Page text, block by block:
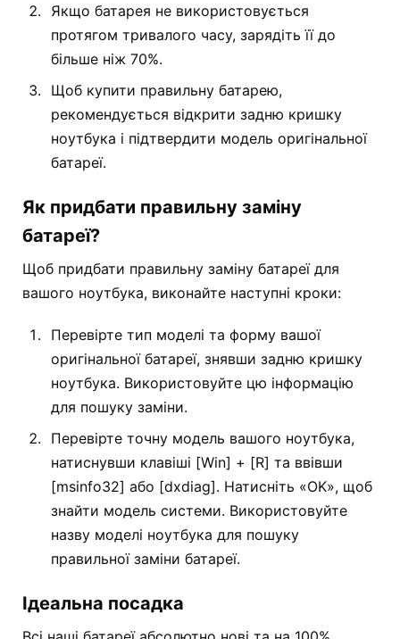
Якщо батарея не використовується
протягом тривалого часу, зарядіть її до
більше ніж 70%.
Щоб купити правильну батарею,
рекомендується відкрити задню кришку
ноутбука і підтвердити модель оригінальної
батареї.
Як придбати правильну заміну
батареї?
Щоб придбати правильну заміну батареї для
вашого ноутбука, виконайте наступні кроки:
Перевірте тип моделі та форму вашої
оригінальної батареї, знявши задню кришку
ноутбука. Використовуйте цю інформацію
для пошуку заміни.
Перевірте точну модель вашого ноутбука,
натиснувши клавіші [Win] + [R] та ввівши
[msinfo32] або [dxdiag]. Натисніть «OK», щоб
знайти модель системи. Використовуйте
назву моделі ноутбука для пошуку
правильної заміни батареї.
Ідеальна посадка